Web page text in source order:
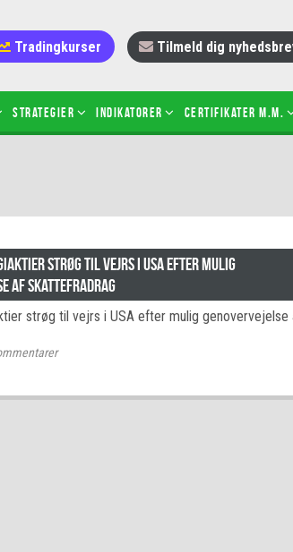
Tradingkurser Tilmeld dig
Strategier Indikatorer Certifikater m.m.
bruges stop-loss
sætter du på spil ved CFD-
fungerer BULL & BEAR-
Det
Shortselling
strøg til vejrs i USA efter mulig
af skattefradrag
strøg til vejrs i USA efter mulig genovervejelse